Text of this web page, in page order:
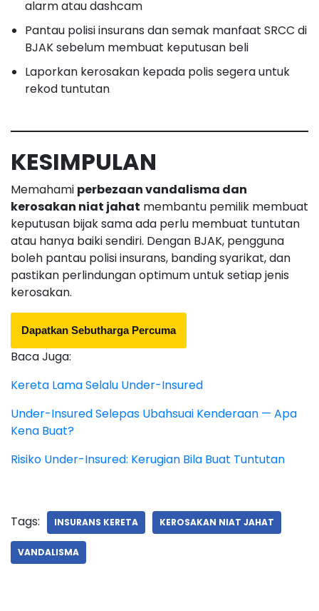
alarm atau dashcam
Pantau polisi insurans dan semak manfaat SRCC di
BJAK sebelum membuat keputusan beli
Laporkan kerosakan kepada polis segera untuk
rekod tuntutan
KESIMPULAN
Memahami perbezaan vandalisma dan
kerosakan niat jahat membantu pemilik membuat
keputusan bijak sama ada perlu membuat tuntutan
atau hanya baiki sendiri. Dengan BJAK, pengguna
boleh pantau polisi insurans, banding syarikat, dan
pastikan perlindungan optimum untuk setiap jenis
kerosakan.
Dapatkan Sebutharga Percuma
Baca Juga:
Kereta Lama Selalu Under-Insured
Under-Insured Selepas Ubahsuai Kenderaan — Apa
Kena Buat?
Risiko Under-Insured: Kerugian Bila Buat Tuntutan
Tags: INSURANS KERETA KEROSAKAN NIAT JAHAT
VANDALISMA